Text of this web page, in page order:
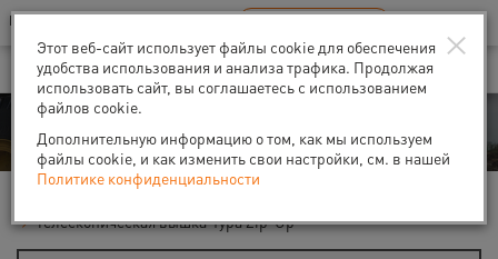
Ваш город:Архангельск
В Вашем регионе нет наших офисов RU EN
Аренда
Телескопическая вышка-тура Zip-Up
×
Этот веб-сайт использует файлы cookie для обеспечения
удобства использования и анализа трафика. Продолжая
использовать сайт, вы соглашаетесь с использованием
файлов cookie.
Дополнительную информацию о том, как мы используем
файлы cookie, и как изменить свои настройки, см. в нашей
Политике конфиденциальности